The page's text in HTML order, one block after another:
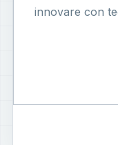
innovare con